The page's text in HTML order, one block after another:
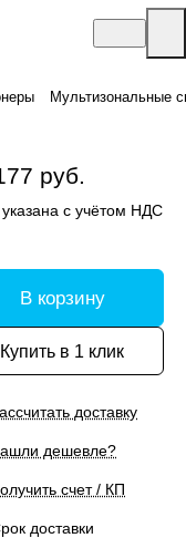
Мультизональные
руб.
с учётом НДС
В корзину
Купить в 1 клик
доставку
дешевле?
счет / КП
доставки